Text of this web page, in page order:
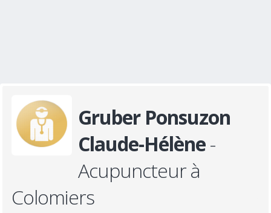
Gruber Ponsuzon
Claude-Hélène-
Acupuncteur à
Colomiers